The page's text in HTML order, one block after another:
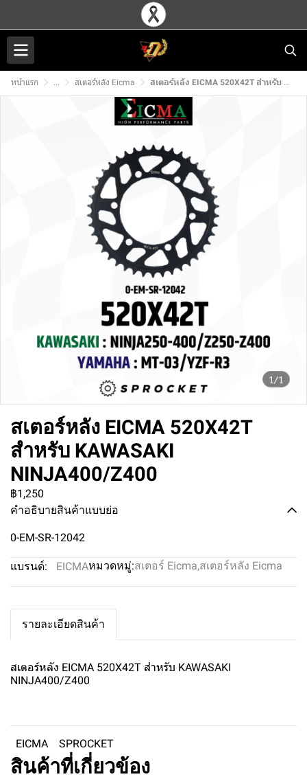
หน้าแรก ... สเตอร์หลัง Eicma สเตอร์หลัง EICMA 520X42T สำหรับ KAWASAKI NINJA400/Z400
1/1
สเตอร์หลัง EICMA 520X42T
สำหรับ KAWASAKI
NINJA400/Z400
฿1,250
คำอธิบายสินค้าแบบย่อ
0-EM-SR-12042
แบรนด์: EICMAหมวดหมู่:สเตอร์ Eicma,สเตอร์หลัง Eicma
รายละเอียดสินค้า
สเตอร์หลัง EICMA 520X42T สำหรับ KAWASAKI
NINJA400/Z400
EICMA SPROCKET
สินค้าที่เกี่ยวข้อง